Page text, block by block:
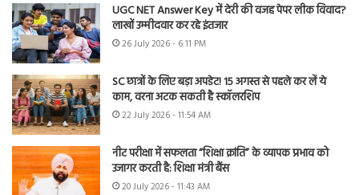
UGC NET Answer Key में देरी की वजह पेपर लीक विवाद?
लाखों उम्मीदवार कर रहे इंतजार
26 July 2026 - 6:11 PM
SC छात्रों के लिए बड़ा अपडेट! 15 अगस्त से पहले कर लें ये
काम, वरना अटक सकती है स्कॉलरशिप
22 July 2026 - 11:54 AM
नीट परीक्षा में सफलता “शिक्षा क्रांति” के व्यापक प्रभाव को
उजागर करती है: शिक्षा मंत्री बैंस
20 July 2026 - 11:43 AM